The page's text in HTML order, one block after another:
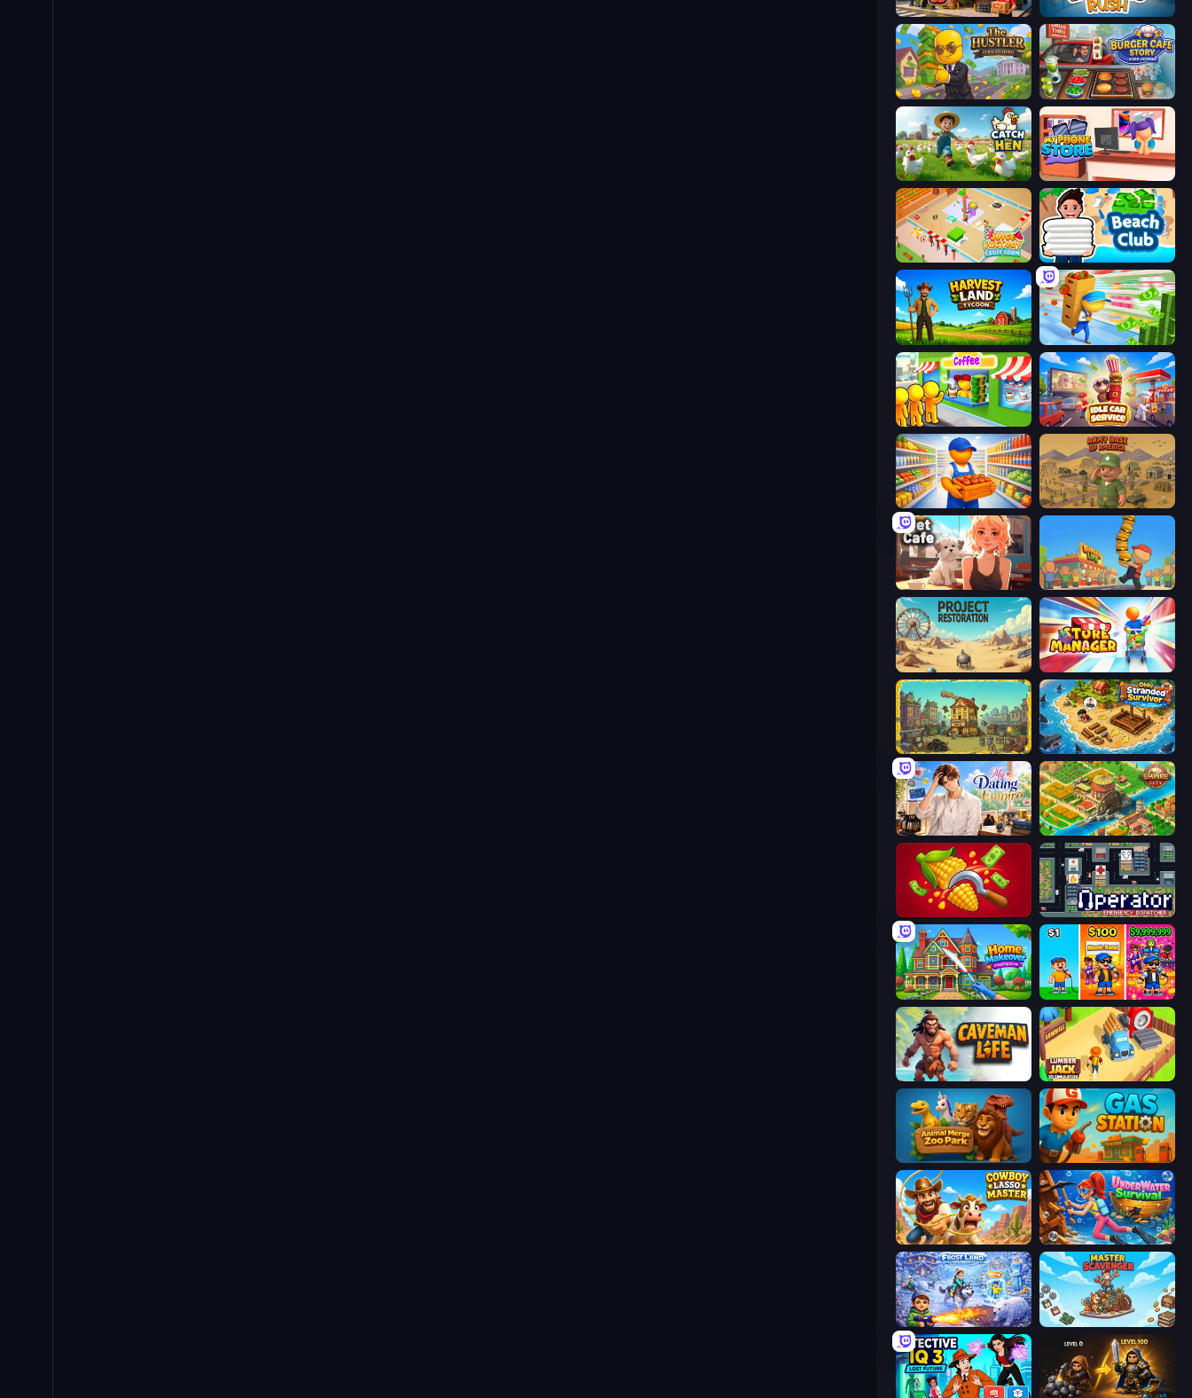
Shop Rush 3D Laundry Rush
The Hustler Burger Cafe Story ASMR Cooking
Catch the Hen My Phone Store
Juice Factory - Fruit Farm Beach Club
Harvest Land Tycoon Supermarket Empire
Coffee Idle Idle Car Service: Tycoon
Supermarket Manager Army Base Of America
Pet Cafe Burger Life
Project Restoration Store Manager
The Garbaggio Hotel Obby Stranded Survivor
My Dating Empire Empire City
Farm-51: Secret Harvest Operator: Emergency Dispatcher
Home Makeover Cleaning Game Music Band
Caveman Life Lumberjack 3D Simulator
Animal Merge Zoo Park Gas Station
Cowboy Lasso Master Underwater Survival
Frost Land - Snow Survival Master Scavenger